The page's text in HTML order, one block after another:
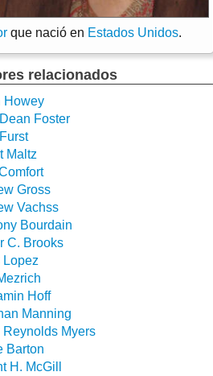
que nació en Estados Unidos.
relacionados
Howey
Foster
Maltz
Gross
Vachss
Bourdain
C. Brooks
Lopez
Hoff
Manning
Reynolds Myers
Barton
H. McGill